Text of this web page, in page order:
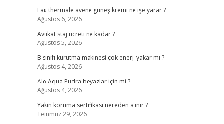
Eau thermale avene güneş kremi ne işe yarar ?
Ağustos 6, 2026
Avukat staj ücreti ne kadar ?
Ağustos 5, 2026
B sınıfı kurutma makinesi çok enerji yakar mı ?
Ağustos 4, 2026
Alo Aqua Pudra beyazlar için mi ?
Ağustos 4, 2026
Yakın koruma sertifikası nereden alınır ?
Temmuz 29, 2026